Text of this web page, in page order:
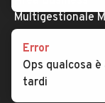
Multigestionale
Error
Ops qualcosa
tardi